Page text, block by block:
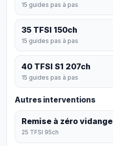
15 guides pas à pas
35 TFSI 150ch
15 guides pas à pas
40 TFSI S1 207ch
15 guides pas à pas
Autres interventions
Remise à zéro vidange
25 TFSI 95ch